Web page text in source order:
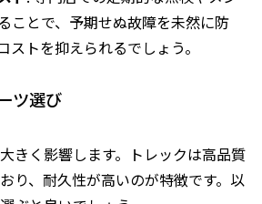
ことで、予期せぬ故障を未然に防
ストを抑えられるでしょう。
ツ選び
きく影響します。トレックは高品質
り、耐久性が高いのが特徴です。以